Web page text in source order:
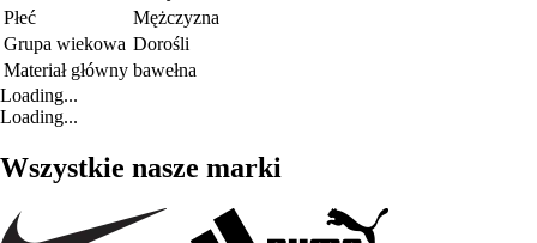
Płeć
Mężczyzna
Grupa wiekowa Dorośli
Materiał główny bawełna
Loading...
Loading...
Wszystkie nasze marki